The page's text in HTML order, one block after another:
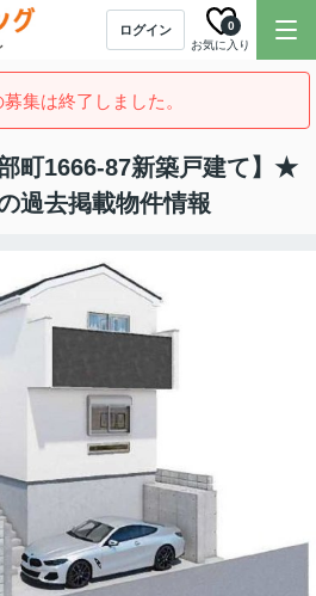
ログイン
お気に入り
0
集は終了しました。
町1666-87新築戸建て】★
過去掲載物件情報